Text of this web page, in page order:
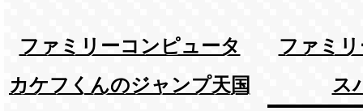
ファミリーコンピュータ
カケフくんのジャンプ天国
ファミ
ス